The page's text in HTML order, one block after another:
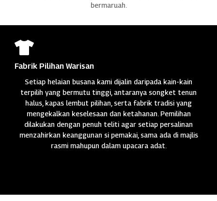
bermaruah.

Fabrik Pilihan Warisan
Setiap helaian busana kami dijalin daripada kain-kain
terpilih yang bermutu tinggi, antaranya songket tenun
halus, kapas lembut pilihan, serta fabrik tradisi yang
mengekalkan keselesaan dan ketahanan. Pemilihan
dilakukan dengan penuh teliti agar setiap persalinan
menzahirkan keanggunan si pemakai, sama ada di majlis
rasmi mahupun dalam upacara adat.